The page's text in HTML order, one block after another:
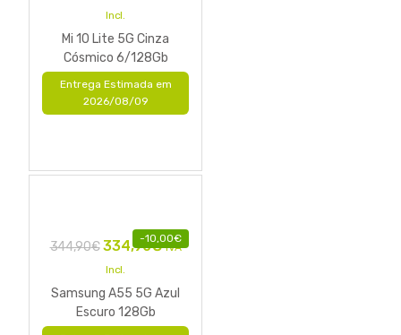
Incl.
Mi 10 Lite 5G Cinza
Cósmico 6/128Gb
Entrega Estimada em
2026/08/09
-10,00€
344,90€ 334,90€ IVA
Incl.
Samsung A55 5G Azul
Escuro 128Gb